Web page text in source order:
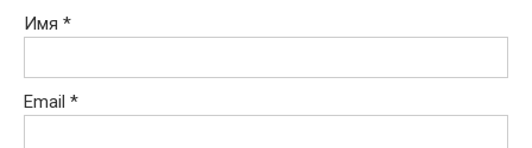
Имя *
Email *